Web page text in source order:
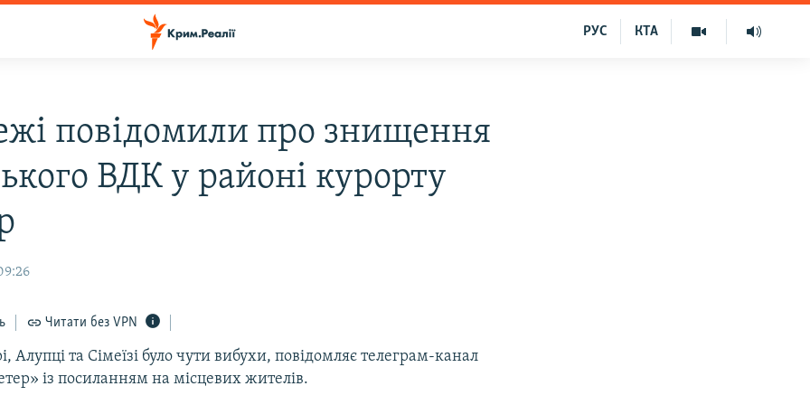
КТА
РУС
повідомили про знищення
ВДК у районі курорту
Читати без VPN
Алупці та Сімеїзі було чути вибухи, повідомляє телеграм-канал
із посиланням на місцевих жителів.